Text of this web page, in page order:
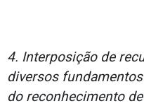
4. Interposição de
diversos
do reconhecimento